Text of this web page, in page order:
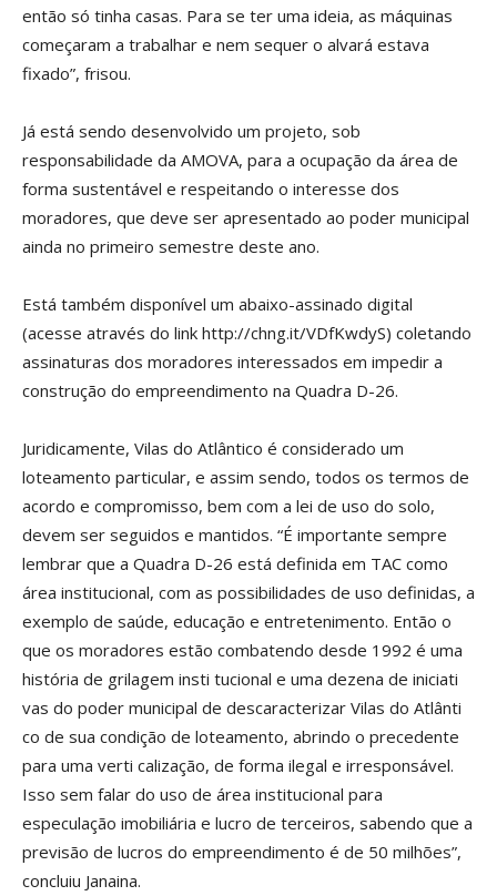
então só tinha casas. Para se ter uma ideia, as máquinas
começaram a trabalhar e nem sequer o alvará estava
fixado”, frisou.
Já está sendo desenvolvido um projeto, sob
responsabilidade da AMOVA, para a ocupação da área de
forma sustentável e respeitando o interesse dos
moradores, que deve ser apresentado ao poder municipal
ainda no primeiro semestre deste ano.
Está também disponível um abaixo-assinado digital
(acesse através do link http://chng.it/VDfKwdyS) coletando
assinaturas dos moradores interessados em impedir a
construção do empreendimento na Quadra D-26.
Juridicamente, Vilas do Atlântico é considerado um
loteamento particular, e assim sendo, todos os termos de
acordo e compromisso, bem com a lei de uso do solo,
devem ser seguidos e mantidos. “É importante sempre
lembrar que a Quadra D-26 está definida em TAC como
área institucional, com as possibilidades de uso definidas, a
exemplo de saúde, educação e entretenimento. Então o
que os moradores estão combatendo desde 1992 é uma
história de grilagem insti tucional e uma dezena de iniciati
vas do poder municipal de descaracterizar Vilas do Atlânti
co de sua condição de loteamento, abrindo o precedente
para uma verti calização, de forma ilegal e irresponsável.
Isso sem falar do uso de área institucional para
especulação imobiliária e lucro de terceiros, sabendo que a
previsão de lucros do empreendimento é de 50 milhões”,
concluiu Janaina.